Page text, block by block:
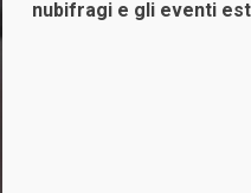
nubifragi e gli eventi